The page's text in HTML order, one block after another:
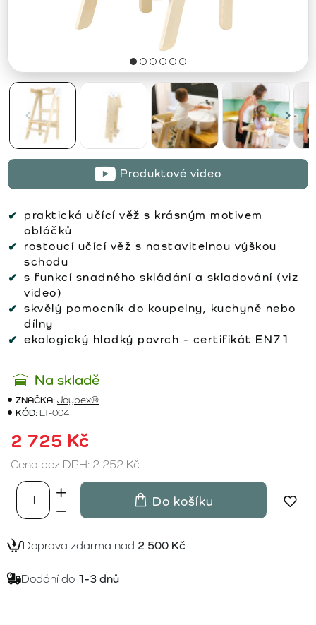
Produktové video
praktická učící věž s krásným motivem
obláčků
rostoucí učící věž s nastavitelnou výškou
schodu
s funkcí snadného skládání a skladování (viz
video)
skvělý pomocník do koupelny, kuchyně nebo
dílny
ekologický hladký povrch - certifikát EN71
Na skladě
ZNAČKA:Joybex®
KÓD: LT-004
2 725 Kč
Cena bez DPH: 2 252 Kč
Do košíku
Doprava zdarma nad 2 500 Kč
Dodání do 1-3 dnů